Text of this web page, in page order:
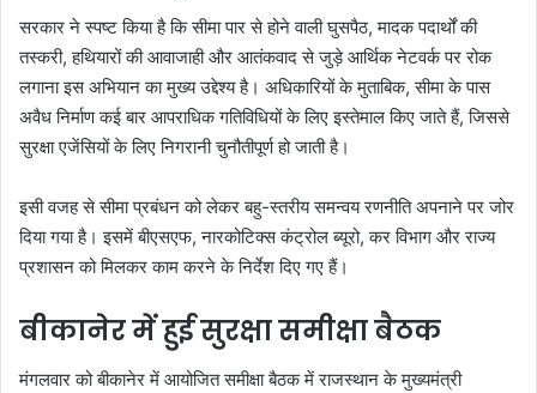
सरकार ने स्पष्ट किया है कि सीमा पार से होने वाली घुसपैठ, मादक पदार्थों की
तस्करी, हथियारों की आवाजाही और आतंकवाद से जुड़े आर्थिक नेटवर्क पर रोक
लगाना इस अभियान का मुख्य उद्देश्य है। अधिकारियों के मुताबिक, सीमा के पास
अवैध निर्माण कई बार आपराधिक गतिविधियों के लिए इस्तेमाल किए जाते हैं, जिससे
सुरक्षा एजेंसियों के लिए निगरानी चुनौतीपूर्ण हो जाती है।
इसी वजह से सीमा प्रबंधन को लेकर बहु-स्तरीय समन्वय रणनीति अपनाने पर जोर
दिया गया है। इसमें बीएसएफ, नारकोटिक्स कंट्रोल ब्यूरो, कर विभाग और राज्य
प्रशासन को मिलकर काम करने के निर्देश दिए गए हैं।
बीकानेर में हुई सुरक्षा समीक्षा बैठक
मंगलवार को बीकानेर में आयोजित समीक्षा बैठक में राजस्थान के मुख्यमंत्री